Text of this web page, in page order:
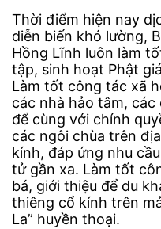
Thời điểm hiện nay
diễn biến khó lường,
Hồng Lĩnh luôn làm
tập, sinh hoạt Phật
Làm tốt công tác xã
các nhà hảo tâm,
để cùng với chính
các ngôi chùa trên
kính, đáp ứng nhu
tử gần xa. Làm tốt
bá, giới thiệu để du
thiêng cổ kính trên
La” huyền thoại.